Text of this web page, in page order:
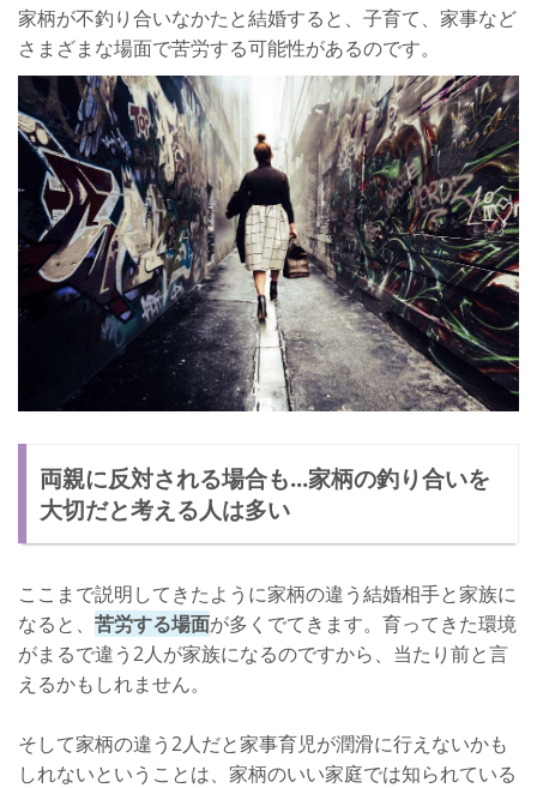
家柄が不釣り合いなかたと結婚すると、子育て、家事など
さまざまな場面で苦労する可能性があるのです。
両親に反対される場合も...家柄の釣り合いを
大切だと考える人は多い
ここまで説明してきたように家柄の違う結婚相手と家族に
なると、 苦労する場面が多くでてきます。育ってきた環境
がまるで違う2人が家族になるのですから、当たり前と言
えるかもしれません。
そして家柄の違う2人だと家事育児が潤滑に行えないかも
しれないということは、家柄のいい家庭では知られている